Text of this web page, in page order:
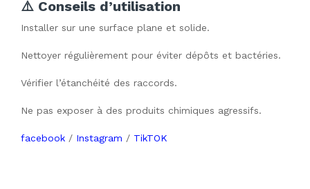
⚠️ Conseils d’utilisation
Installer sur une surface plane et solide.
Nettoyer régulièrement pour éviter dépôts et bactéries.
Vérifier l’étanchéité des raccords.
Ne pas exposer à des produits chimiques agressifs.
facebook / Instagram / TikTOK